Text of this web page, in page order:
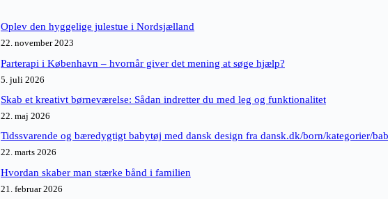
Oplev den hyggelige julestue i Nordsjælland
22. november 2023
Parterapi i København – hvornår giver det mening at søge hjælp?
5. juli 2026
Skab et kreativt børneværelse: Sådan indretter du med leg og funktionalitet
22. maj 2026
Tidssvarende og bæredygtigt babytøj med dansk design fra dansk.dk/born/kategorier/
22. marts 2026
Hvordan skaber man stærke bånd i familien
21. februar 2026